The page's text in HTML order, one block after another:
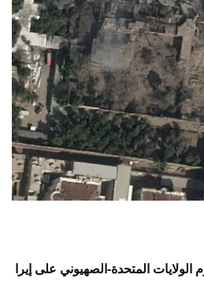
الولايات المتحدة-الصهيوني على إيرا